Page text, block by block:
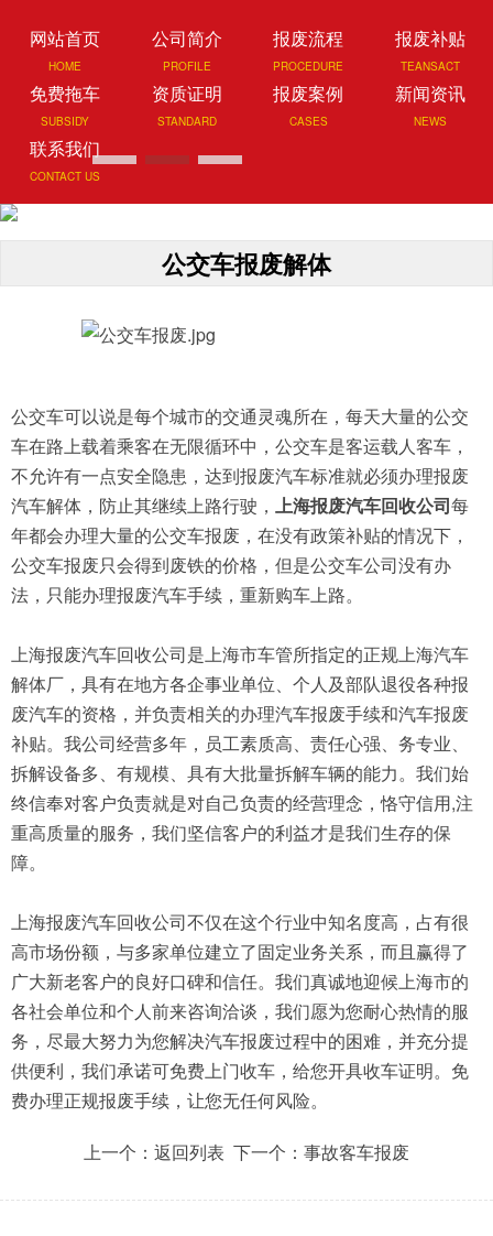
网站首页
HOME
公司简介
PROFILE
报废流程
PROCEDURE
报废补贴
TEANSACT
免费拖车
SUBSIDY
资质证明
STANDARD
报废案例
CASES
新闻资讯
NEWS
联系我们
CONTACT US
公交车报废解体
公交车可以说是每个城市的交通灵魂所在，每天大量的公交
车在路上载着乘客在无限循环中，公交车是客运载人客车，
不允许有一点安全隐患，达到报废汽车标准就必须办理报废
汽车解体，防止其继续上路行驶， 上海报废汽车回收公司每
年都会办理大量的公交车报废，在没有政策补贴的情况下，
公交车报废只会得到废铁的价格，但是公交车公司没有办
法，只能办理报废汽车手续，重新购车上路。
上海报废汽车回收公司是上海市车管所指定的正规上海汽车
解体厂，具有在地方各企事业单位、个人及部队退役各种报
废汽车的资格，并负责相关的办理汽车报废手续和汽车报废
补贴。我公司经营多年，员工素质高、责任心强、务专业、
拆解设备多、有规模、具有大批量拆解车辆的能力。我们始
终信奉对客户负责就是对自己负责的经营理念，恪守信用,注
重高质量的服务，我们坚信客户的利益才是我们生存的保
障。
上海报废汽车回收公司不仅在这个行业中知名度高，占有很
高市场份额，与多家单位建立了固定业务关系，而且赢得了
广大新老客户的良好口碑和信任。我们真诚地迎候上海市的
各社会单位和个人前来咨询洽谈，我们愿为您耐心热情的服
务，尽最大努力为您解决汽车报废过程中的困难，并充分提
供便利，我们承诺可免费上门收车，给您开具收车证明。免
费办理正规报废手续，让您无任何风险。
上一个： 返回列表 下一个： 事故客车报废